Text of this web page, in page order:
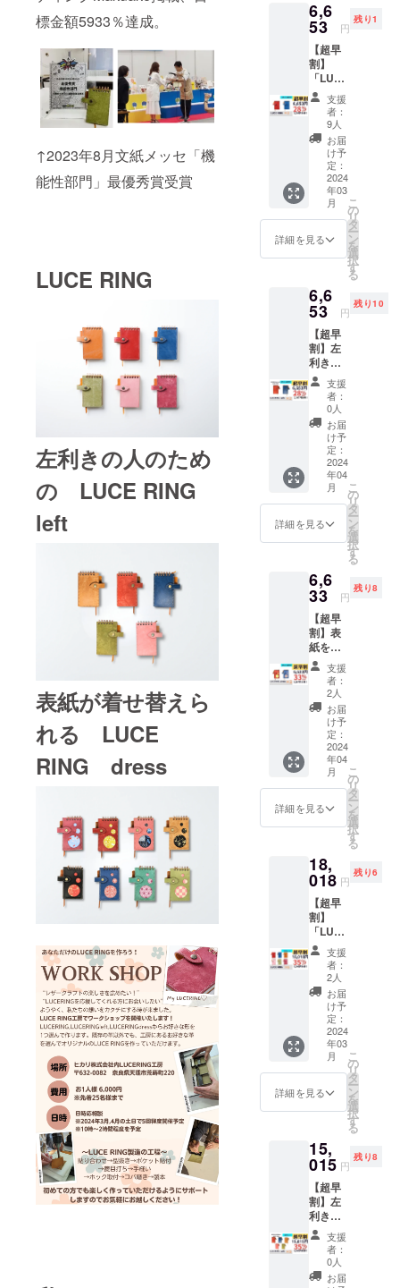
標金額5933％達成。
↑2023年8月文紙メッセ「機
能性部門」最優秀賞受賞
LUCE RING
左利きの人のため
の LUCE RING
left
表紙が着せ替えら
れる LUCE
RING dress
※2024
年3月,4
月の土
日で5回
程度開
催予定
※10時～
2時間程
度を予
定 ※日
時のご
相談
は、
メール
もしく
話でご
連絡さ
ますの
でメー
ルアド
レス、
お電話
番号の
ご記入
をお願
いいた
しま
す。
LUCE
RING製
造の工
程を体
いただ
きま
せ→型
抜き→
ポケッ
ト貼付
→菱目
打ち→
手縫い
→ホッ
ク取付
→コバ
磨き→
製本
グ、予
備しお
り、和
柄厚紙1
枚(柄は
ランダ
ム)、白
厚紙2枚
（一般
販売価
格4,950
円より
1,485円
お得）
6,6
53 円
残り1
【超早
割】
「LUCE
RING」
2冊セッ
ト 付属
品(1冊
につ
き)：交
換リ
フィル
枚)、ス
ティッ
ク、予
備リン
備しお
り （一
般販売
価格
9,240円
より
2,587円
お得）
支援
者：
9人
お届
け予
定：
2024
年03
月
詳細を見る
こ
の
リ
タ
ー
ン
を
選
択
す
る
6,6
53 円
残り10
【超早
割】左
利きの
人のた
めの
「LUCE
RING
left」2
冊セッ
ト 付属
品(1冊
につ
き)：交
換リ
フィル
(50
ティッ
ク、予
備リン
グ、予
備しお
り （一
般販売
価格
9,240円
より
2,587円
お得）
支援
者：
0人
お届
け予
定：
2024
年04
月
詳細を見る
こ
の
リ
タ
ー
ン
を
選
択
す
る
6,6
33 円
残り8
【超早
割】表
紙を着
せ替え
出来る
「LUCE
RING
dress」
2冊セッ
ト 付属
品(1冊
につ
き)：交
換リ
フィル
(50
ティッ
ク、予
備リン
グ、予
備しお
り、和
柄厚紙1
枚(柄は
ランダ
ム)、白
厚紙2枚
（一般
販売価
格9,900
円より
3,267円
お得）
支援
者：
2人
お届
け予
定：
2024
年04
月
詳細を見る
こ
の
リ
タ
ー
ン
を
選
択
す
る
18,
018 円
残り6
【超早
割】
「LUCE
RING」
全色
セット
キャメ
ル、ブ
ルー、
レッ
ド、サ
クラ、
メロ
ン、ボ
ルドー
の6色
です。
付属品
(1冊に
つき)：
交換リ
フィル
(50
枚)、ス
ティッ
ク、予
支援
者：
2人
お届
け予
定：
2024
年03
月
詳細を見る
こ
の
リ
タ
ー
ン
を
選
択
す
る
15,
015 円
残り8
【超早
割】左
利きの
人のた
めの
「LUCE
RING
支援
者：
0人
お届